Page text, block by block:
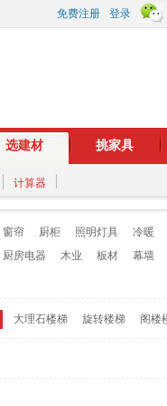
免费注册 登录
选建材 挑家具
计算器
窗帘 厨柜 照明灯具 冷暖
厨房电器 木业 板材 幕墙
大理石楼梯 旋转楼梯 阁楼